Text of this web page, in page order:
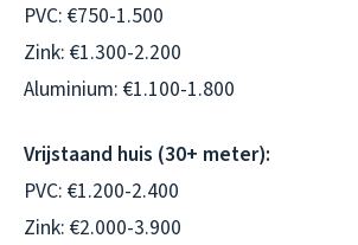
PVC: €750-1.500
Zink: €1.300-2.200
Aluminium: €1.100-1.800
Vrijstaand huis (30+ meter):
PVC: €1.200-2.400
Zink: €2.000-3.900